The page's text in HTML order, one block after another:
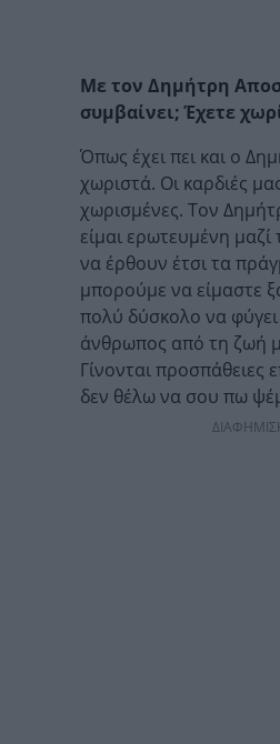
Με τον Δημήτρη
συμβαίνει; Έχετε
Όπως έχει πει και ο
χωριστά. Οι καρδιές
χωρισμένες. Τον
είμαι ερωτευμένη μαζί
να έρθουν έτσι τα
μπορούμε να είμαστε
πολύ δύσκολο να
άνθρωπος από τη ζωή
Γίνονται προσπάθειες
δεν θέλω να σου πω